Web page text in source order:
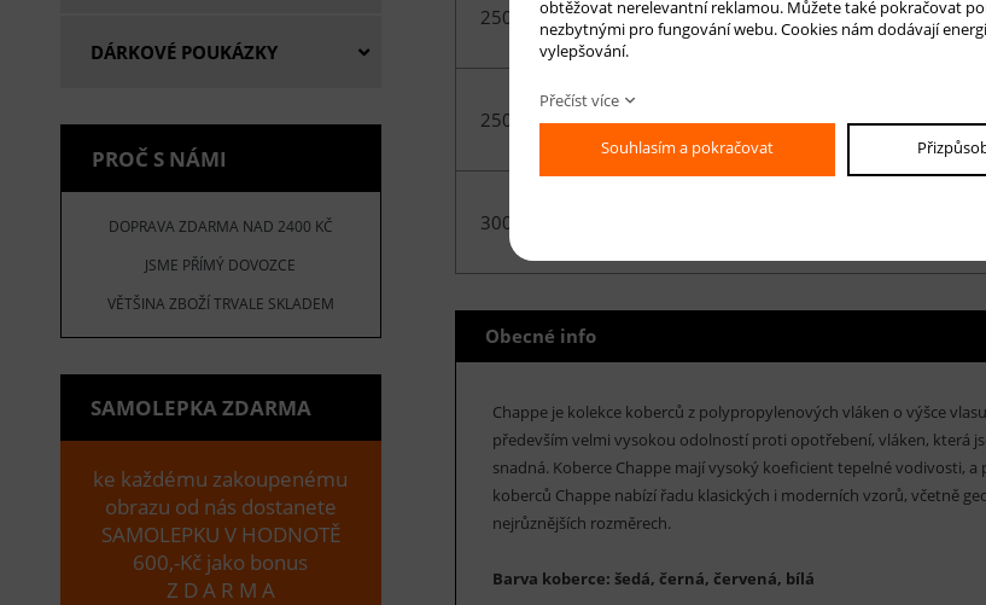
DÁRKOVÉ POUKÁZKY
PROČ S NÁMI
DOPRAVA ZDARMA NAD 2400 KČ
JSME PŘÍMÝ DOVOZCE
VĚTŠINA ZBOŽÍ TRVALE SKLADEM
SAMOLEPKA ZDARMA
ke každému zakoupenému
obrazu od nás dostanete
SAMOLEPKU V HODNOTĚ
600,-Kč jako bonus
Z D A R M A
250x300 cm
250x350 cm
300x400 cm
Obecné info
Chappe je kolekce koberců z polypropylenových vláken o výšce
především velmi vysokou odolností proti opotřebení, vláken, která
snadná. Koberce Chappe mají vysoký koeficient tepelné
koberců Chappe nabízí řadu klasických i moderních vzorů, včetně
nejrůznějších rozměrech.
Barva koberce: šedá, černá, červená, bílá
obtěžovat nerelevantní reklamou. Můžete také pokračovat
nezbytnými pro fungování webu. Cookies nám dodávají
vylepšování.
Přečíst více
Souhlasím a pokračovat